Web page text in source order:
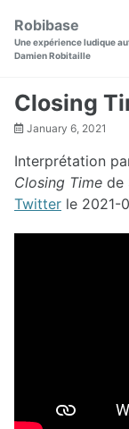
Skip
primary
content
footer
Robibase
Une expérience ludique
Damien Robitaille
Closing
January 6, 2021
Interprétation
Closing Time de
Twitter le 2021-